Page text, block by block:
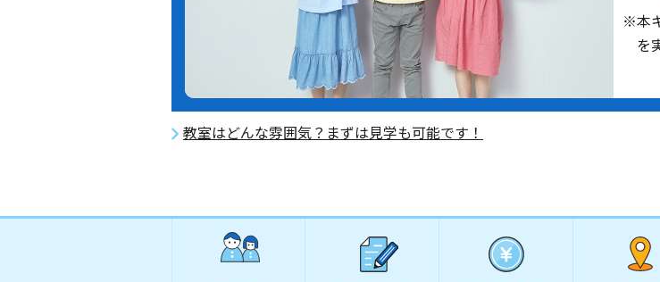
※本
を
教室はどんな雰囲気？まずは見学も可能です！